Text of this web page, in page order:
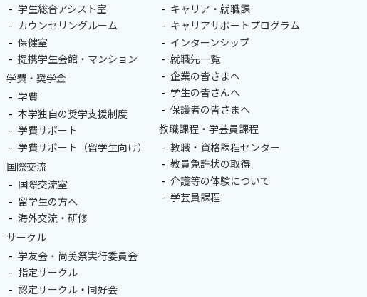
総合認証基盤システム（要ログイン）
学生総合アシスト室
カウンセリングルーム
保健室
提携学生会館・マンション
学費・奨学金
学費
本学独自の奨学支援制度
学費サポート
学費サポート（留学生向け）
国際交流
国際交流室
留学生の方へ
海外交流・研修
サークル
学友会・尚美祭実行委員会
指定サークル
認定サークル・同好会
キャリア・就職課
キャリアサポートプログラム
インターンシップ
就職先一覧
企業の皆さまへ
学生の皆さんへ
保護者の皆さまへ
教職課程・学芸員課程
教職・資格課程センター
教員免許状の取得
介護等の体験について
学芸員課程